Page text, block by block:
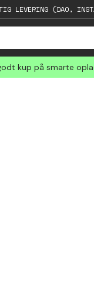
LEVERING (DAO,
kup på smarte